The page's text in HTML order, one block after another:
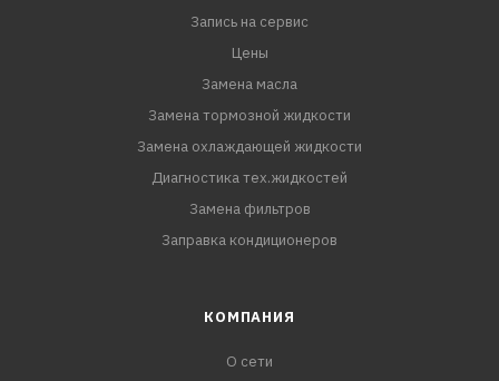
Запись на сервис
Цены
Замена масла
Замена тормозной жидкости
Замена охлаждающей жидкости
Диагностика тех.жидкостей
Замена фильтров
Заправка кондиционеров
КОМПАНИЯ
О сети